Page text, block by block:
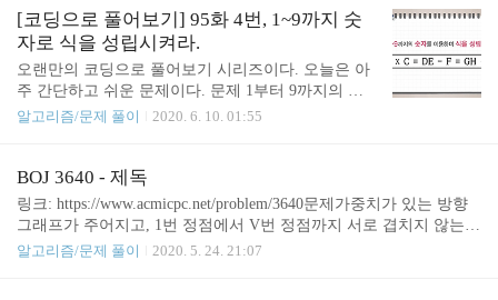
거하기 위해서 이전에 5를 곱해서 만들어진 수에는 2
나 3을 곱하지 않았다. 2..
서는 Segment Tree를 먼저 알아야한다. 이 글에서는
자세한 설명은 생략하고, 도움이 될 만한 글로 대체
한다. 사실 같은 내용을 이 문제에 대해서만 다시 정
리하는 것이라 봐도 무방하다. 혼동이 있을 수 있지
만, 이 글에서는(필자는) 세로/수직 방향을 y 축으로
가로/수평 방향을
축으로 한다. 즉,
[코딩으로 풀어보기] 95화 4번, 1~9까지 숫
자로 식을 성립시켜라.
오랜만의 코딩으로 풀어보기 시리즈이다. 오늘은 아
주 간단하고 쉬운 문제이다. 문제 1부터 9까지의 숫
자를 한번씩만 사용해서, 수식을 성립시키는 문제이
아하는 문제이다. 이와 관련한 알고리즘 문제를 출제
한 적도 있다. 완전 탐색류 알고리즘을 연습하기 좋
은 문제라고 생각한다. 아래 링크에서 풀어볼 수 있
blem/15811) 위 문제는 9개의 숫자와 9개의 알파벳이
알고리즘/문제 풀이 2020. 6. 10. 01:55
BOJ 3640 - 제독
링크: https://www.acmicpc.net/problem/3640문제가중치가 있는 방향
그래프가 주어지고, 1번 정점에서 V번 정점까지 서로 겹치지 않는 2
개의 경로 중 비용이 최소인 경우를 출력하는 문제이다. 겹치지 않는
알고리즘/문제 풀이 2020. 5. 24. 21:07